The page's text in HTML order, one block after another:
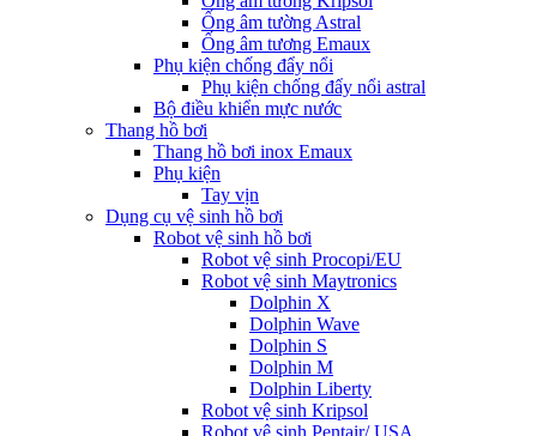
Ống âm tường Astral
Ống âm tương Emaux
Phụ kiện chống đẩy nổi
Phụ kiện chống đẩy nổi astral
Bộ điều khiển mực nước
Thang hồ bơi
Thang hồ bơi inox Emaux
Phụ kiện
Tay vịn
Dụng cụ vệ sinh hồ bơi
Robot vệ sinh hồ bơi
Robot vệ sinh Procopi/EU
Robot vệ sinh Maytronics
Dolphin X
Dolphin Wave
Dolphin S
Dolphin M
Dolphin Liberty
Robot vệ sinh Kripsol
Robot vệ sinh Pentair/ USA